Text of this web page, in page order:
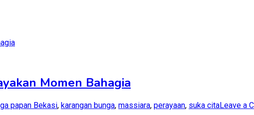
Momen Bahagia
papan Bekasi, karangan bunga, massiara, perayaan, suka citaLeave a